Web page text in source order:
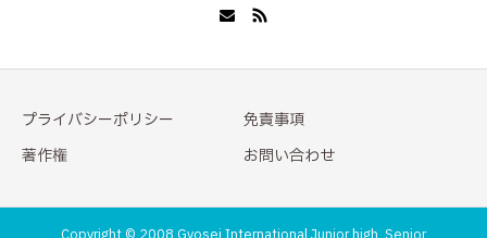
プライバシーポリシー
免責事項
著作権
お問い合わせ